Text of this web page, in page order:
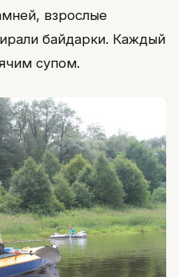
взрослые
байдарки. Каждый
супом.